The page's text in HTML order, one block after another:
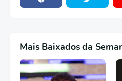
Mais Baixados da